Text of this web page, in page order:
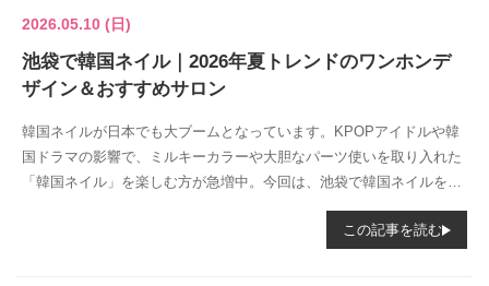
2026.05.10 (日)
池袋で韓国ネイル｜2026年夏トレンドのワンホンデ
ザイン＆おすすめサロン
韓国ネイルが日本でも大ブームとなっています。KPOPアイドルや韓
国ドラマの影響で、ミルキーカラーや大胆なパーツ使いを取り入れた
「韓国ネイル」を楽しむ方が急増中。今回は、池袋で韓国ネイルを楽
この記事を読む